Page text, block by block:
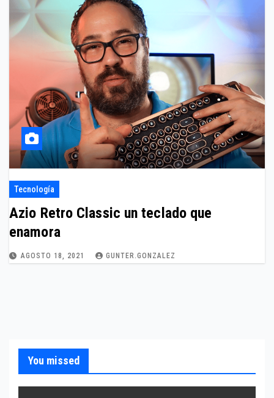
Tecnología
Azio Retro Classic un teclado que
enamora
AGOSTO 18, 2021 GUNTER.GONZALEZ
You missed